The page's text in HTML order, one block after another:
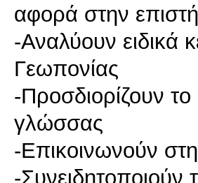
αφορά στην
-Αναλύουν ειδικά
Γεωπονίας
-Προσδιορίζουν
γλώσσας
-Επικοινωνούν
-